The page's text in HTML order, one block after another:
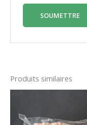
Produits similaires